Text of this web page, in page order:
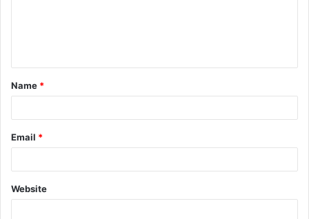
Name *
Email *
Website